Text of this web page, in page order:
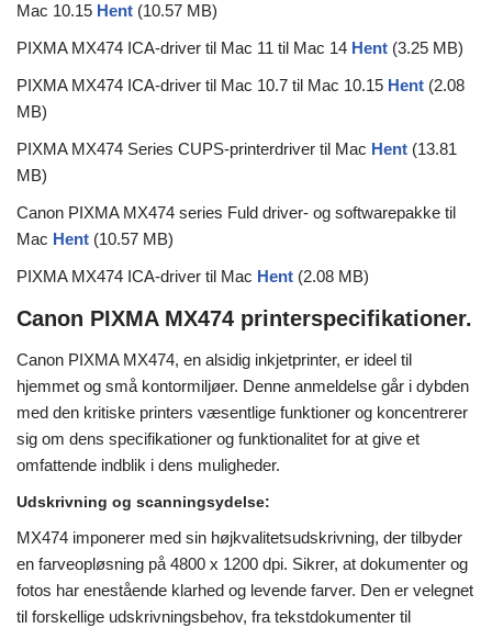
Mac 10.15 Hent (10.57 MB)
PIXMA MX474 ICA-driver til Mac 11 til Mac 14 Hent (3.25 MB)
PIXMA MX474 ICA-driver til Mac 10.7 til Mac 10.15 Hent (2.08
MB)
PIXMA MX474 Series CUPS-printerdriver til Mac Hent (13.81
MB)
Canon PIXMA MX474 series Fuld driver- og softwarepakke til
Mac Hent (10.57 MB)
PIXMA MX474 ICA-driver til Mac Hent (2.08 MB)
Canon PIXMA MX474 printerspecifikationer.
Canon PIXMA MX474, en alsidig inkjetprinter, er ideel til
hjemmet og små kontormiljøer. Denne anmeldelse går i dybden
med den kritiske printers væsentlige funktioner og koncentrerer
sig om dens specifikationer og funktionalitet for at give et
omfattende indblik i dens muligheder.
Udskrivning og scanningsydelse:
MX474 imponerer med sin højkvalitetsudskrivning, der tilbyder
en farveopløsning på 4800 x 1200 dpi. Sikrer, at dokumenter og
fotos har enestående klarhed og levende farver. Den er velegnet
til forskellige udskrivningsbehov, fra tekstdokumenter til